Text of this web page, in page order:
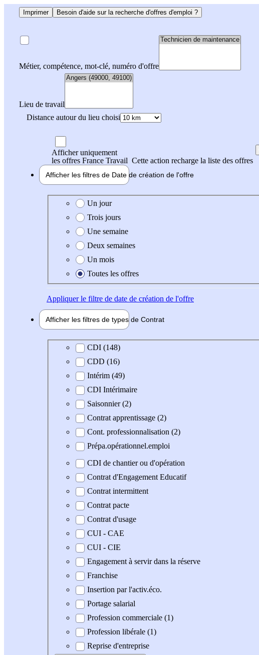
Imprimer Besoin d'aide sur la recherche d'offres d'emploi ?
Métier, compétence, mot-clé, numéro d'offre
Lieu de travail
Distance autour du lieu choisi
Afficher uniquement
les offres France Travail Cette action recharge la liste des offres
Afficher les filtres de Date de création de l'offre
Date de création de l'offre
Un jour
Trois jours
Une semaine
Deux semaines
Un mois
Toutes les offres
Appliquerle filtre de date de création de l'offre
Afficher les filtres de types de Contrat
Type de contratCDI (148)
CDD (16)
Intérim (49)
CDI Intérimaire
Saisonnier (2)
Contrat apprentissage (2)
Cont. professionnalisation (2)
Prépa.opérationnel.emploi
CDI de chantier ou d'opération
Contrat d'Engagement Educatif
Contrat intermittent
Contrat pacte
Contrat d'usage
CUI - CAE
CUI - CIE
Engagement à servir dans la réserve
Franchise
Insertion par l'activ.éco.
Portage salarial
Profession commerciale (1)
Profession libérale (1)
Reprise d'entreprise